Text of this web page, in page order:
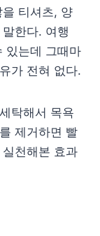
티셔츠, 양
한다. 여행
있는데 그때마
가 전혀 없다.
탁해서 목욕
제거하면 빨
천해본 효과